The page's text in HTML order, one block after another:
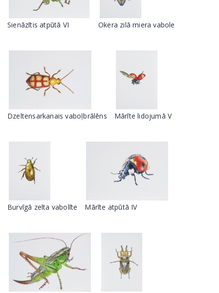
Sienāzītis atpūtā VI Okera zilā miera vabole
Dzeltensarkanais vaboļbrālēns Mārīte lidojumā V
Burvīgā zelta vabolīte Mārīte atpūtā IV